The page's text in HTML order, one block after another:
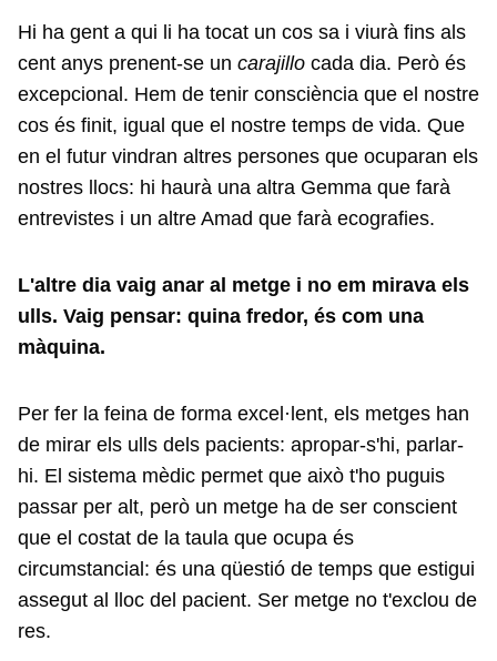
Hi ha gent a qui li ha tocat un cos sa i viurà fins als
cent anys prenent-se un carajillo cada dia. Però és
excepcional. Hem de tenir consciència que el nostre
cos és finit, igual que el nostre temps de vida. Que
en el futur vindran altres persones que ocuparan els
nostres llocs: hi haurà una altra Gemma que farà
entrevistes i un altre Amad que farà ecografies.
L'altre dia vaig anar al metge i no em mirava els
ulls. Vaig pensar: quina fredor, és com una
màquina.
Per fer la feina de forma excel·lent, els metges han
de mirar els ulls dels pacients: apropar-s'hi, parlar-
hi. El sistema mèdic permet que això t'ho puguis
passar per alt, però un metge ha de ser conscient
que el costat de la taula que ocupa és
circumstancial: és una qüestió de temps que estigui
assegut al lloc del pacient. Ser metge no t'exclou de
res.